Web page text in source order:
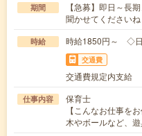
期間
【急募】即日～長
聞かせてくださいね
時給 時給1850円～ ◇
交通費
交通費規定内支給
仕事内容
保育士
【こんなお仕事を
木やボールなど、